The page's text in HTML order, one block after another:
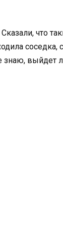
что
соседка,
выйдет